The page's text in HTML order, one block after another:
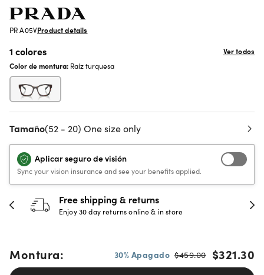
PR A05VProduct details
1 colores
Ver todos
Color de montura: Raíz turquesa
Tamaño(52 - 20) One size only
Aplicar seguro de visión
Sync your vision insurance and see your benefits applied.
Free shipping & returns
Enjoy 30 day returns online & in store
Montura: 30% Apagado $459.00 $321.30